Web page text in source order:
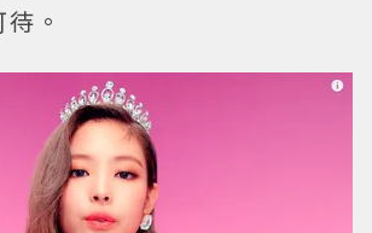
。